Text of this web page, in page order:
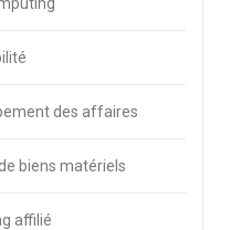
des affaires
biens matériels
affilié